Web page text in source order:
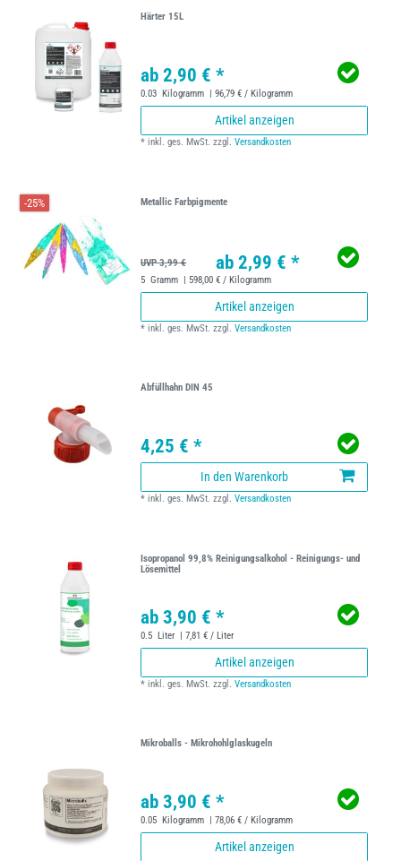
Härter 15L
ab 2,90 € *
0.03 Kilogramm | 96,79 € / Kilogramm
Artikel anzeigen
*inkl. ges. MwSt. zzgl.Versandkosten
-25% Metallic Farbpigmente
UVP 3,99 € ab 2,99 € *
5 Gramm | 598,00 € / Kilogramm
Artikel anzeigen
*inkl. ges. MwSt. zzgl.Versandkosten
Abfüllhahn DIN 45
4,25 € *
In den Warenkorb
*inkl. ges. MwSt. zzgl.Versandkosten
Isopropanol 99,8% Reinigungsalkohol - Reinigungs- und
Lösemittel
ab 3,90 € *
0.5 Liter | 7,81 € / Liter
Artikel anzeigen
*inkl. ges. MwSt. zzgl.Versandkosten
Mikroballs - Mikrohohlglaskugeln
ab 3,90 € *
0.05 Kilogramm | 78,06 € / Kilogramm
Artikel anzeigen